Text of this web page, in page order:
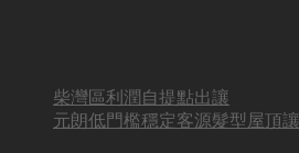
柴灣區利潤自提點出讓
元朗低門檻穩定客源髮型屋頂讓